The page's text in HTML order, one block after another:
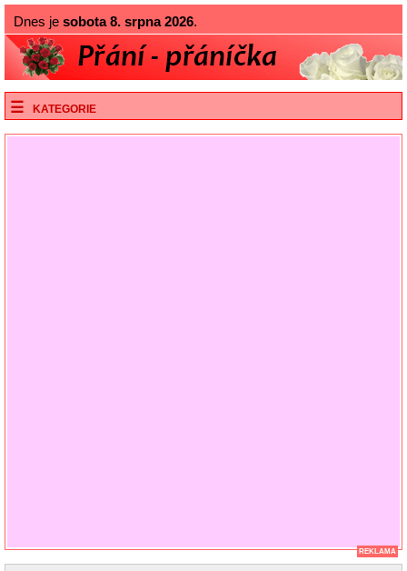
Dnes je sobota 8. srpna 2026.
KATEGORIE
REKLAMA